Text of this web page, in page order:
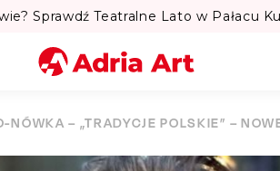
Sprawdź Teatralne Lato w Pałacu
Miasto
NÓWKA – „TRADYCJE POLSKIE” –